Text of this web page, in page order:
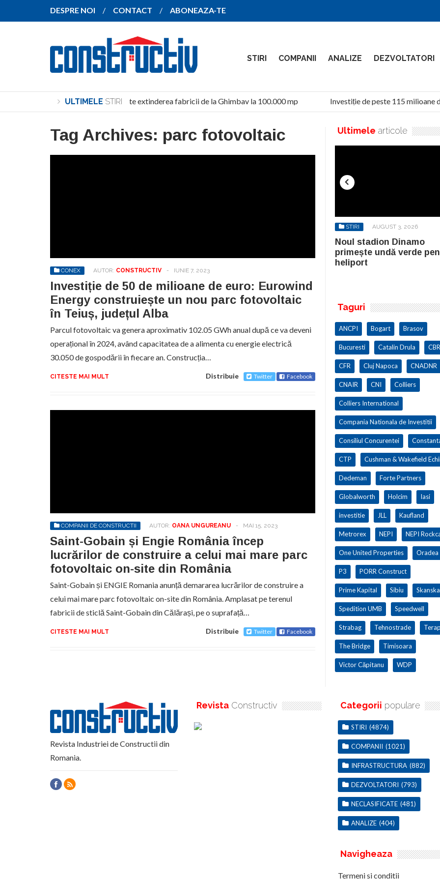
DESPRE NOI CONTACT ABONEAZA-TE
STIRI COMPANII ANALIZE DEZVOLTATORI
ULTIMELE STIRI
SANY pregătește extinderea fabricii de la Ghimbav la 100.000 mp Investiție de peste 115 milioane
Tag Archives: parc fotovoltaic
CONEX AUTOR: CONSTRUCTIV - IUNIE 7, 2023
Investiție de 50 de milioane de euro: Eurowind
Energy construiește un nou parc fotovoltaic
în Teiuș, județul Alba
Parcul fotovoltaic va genera aproximativ 102.05 GWh anual după ce va deveni
operațional în 2024, având capacitatea de a alimenta cu energie electrică
30.050 de gospodării în fiecare an. Construcția…
CITESTE MAI MULT Distribuie Twitter Facebook
COMPANII DE CONSTRUCTII AUTOR: OANA UNGUREANU - MAI 15, 2023
Saint-Gobain și Engie România încep
lucrărilor de construire a celui mai mare parc
fotovoltaic on-site din România
Saint-Gobain și ENGIE Romania anunță demararea lucrărilor de construire a
celui mai mare parc fotovoltaic on-site din România. Amplasat pe terenul
fabricii de sticlă Saint-Gobain din Călărași, pe o suprafață…
CITESTE MAI MULT Distribuie Twitter Facebook
Ultimele articole
STIRI AUGUST 3, 2026
Noul stadion Dinamo
primește undă verde
heliport
Taguri
ANCPI Bogart Brasov
Bucuresti Catalin Drula
CFR Cluj Napoca CNADNR
CNAIR CNI Colliers
Colliers International
Compania Nationala de Investitii
Consiliul Concurentei
CTP Cushman & Wakefield
Dedeman Forte Partners
Globalworth Holcim Iasi
investitie JLL Kaufland
Metrorex NEPI NEPI
One United Properties Oradea
P3 PORR Construct
Prime Kapital Sibiu Skanska
Spedition UMB Speedwell
Strabag Tehnostrade
The Bridge Timisoara
Victor Căpitanu WDP
Revista Industriei de Constructii din
Romania.
Revista Constructiv Categorii populare
STIRI (4874)
COMPANII (1021)
INFRASTRUCTURA (882)
DEZVOLTATORI (793)
NECLASIFICATE (481)
ANALIZE (404)
Navigheaza
Termeni si conditii